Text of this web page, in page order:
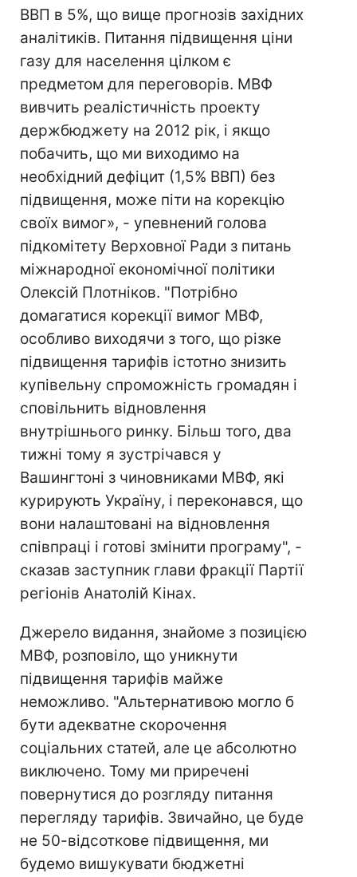
ВВП в 5%, що вище прогнозів західних
аналітиків. Питання підвищення ціни
газу для населення цілком є ​​
предметом для переговорів. МВФ
вивчить реалістичність проекту
держбюджету на 2012 рік, і якщо
побачить, що ми виходимо на
необхідний дефіцит (1,5% ВВП) без
підвищення, може піти на корекцію
своїх вимог», - упевнений голова
підкомітету Верховної Ради з питань
міжнародної економічної політики
Олексій Плотніков. "Потрібно
домагатися корекції вимог МВФ,
особливо виходячи з того, що різке
підвищення тарифів істотно знизить
купівельну спроможність громадян і
сповільнить відновлення
внутрішнього ринку. Більш того, два
тижні тому я зустрічався у
Вашингтоні з чиновниками МВФ, які
курирують Україну, і переконався, що
вони налаштовані на відновлення
співпраці і готові змінити програму", -
сказав заступник глави фракції Партії
регіонів Анатолій Кінах.
Джерело видання, знайоме з позицією
МВФ, розповіло, що уникнути
підвищення тарифів майже
неможливо. "Альтернативою могло б
бути адекватне скорочення
соціальних статей, але це абсолютно
виключено. Тому ми приречені
повернутися до розгляду питання
перегляду тарифів. Звичайно, це буде
не 50-відсоткове підвищення, ми
будемо вишукувати бюджетні